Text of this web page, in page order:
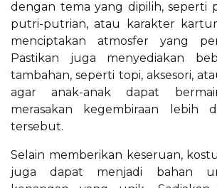
dengan tema yang dipilih, seperti
putri-putrian, atau karakter
menciptakan atmosfer yang
Pastikan juga menyediakan
tambahan, seperti topi, aksesori,
agar anak-anak dapat
merasakan kegembiraan lebih
tersebut.
Selain memberikan keseruan,
juga dapat menjadi bahan